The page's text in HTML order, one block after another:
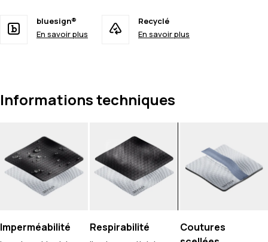
bluesign®
En savoir plus
Recyclé
En savoir plus
Informations techniques
Imperméabilité Respirabilité
Coutures